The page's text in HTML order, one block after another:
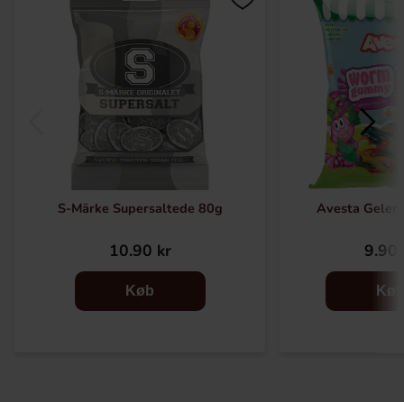
S-Märke Supersaltede 80g
10.90 kr
Køb
Avesta
9.90
Køb